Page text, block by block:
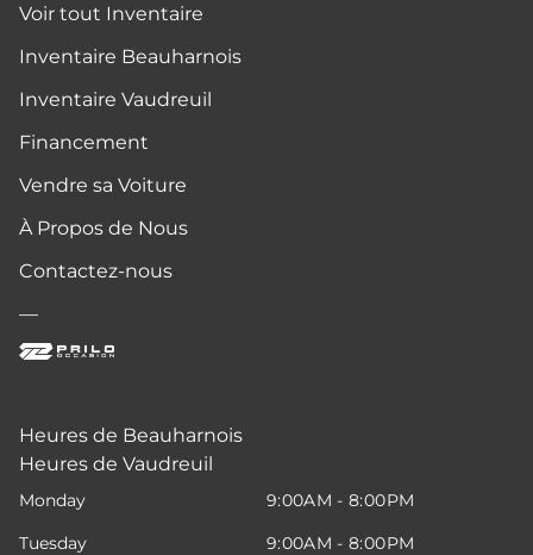
Voir tout Inventaire
Inventaire Beauharnois
Inventaire Vaudreuil
Financement
Vendre sa Voiture
À Propos de Nous
Contactez-nous
—
Heures de Beauharnois
Heures de Vaudreuil
Monday
9:00AM - 8:00PM
Tuesday
9:00AM - 8:00PM